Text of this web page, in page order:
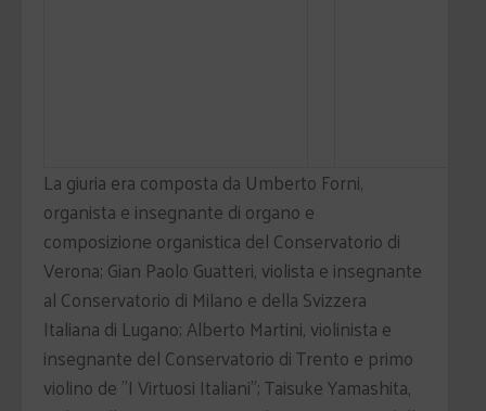
La giuria era composta da Umberto Forni,
organista e insegnante di organo e
composizione organistica del Conservatorio di
Verona; Gian Paolo Guatteri, violista e insegnante
al Conservatorio di Milano e della Svizzera
Italiana di Lugano; Alberto Martini, violinista e
insegnante del Conservatorio di Trento e primo
violino de "I Virtuosi Italiani"; Taisuke Yamashita,